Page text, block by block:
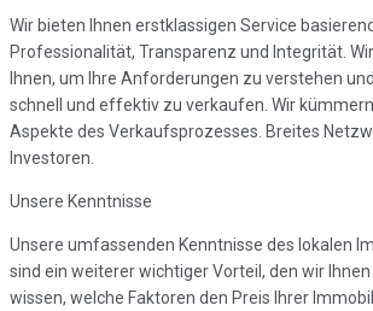
Wir bieten Ihnen erstklassigen Service
Professionalität, Transparenz und Integrität.
Ihnen, um Ihre Anforderungen zu verstehen
schnell und effektiv zu verkaufen. Wir
Aspekte des Verkaufsprozesses. Breites
Investoren.
Unsere Kenntnisse
Unsere umfassenden Kenntnisse des lokalen
sind ein weiterer wichtiger Vorteil, den wir
wissen, welche Faktoren den Preis Ihrer